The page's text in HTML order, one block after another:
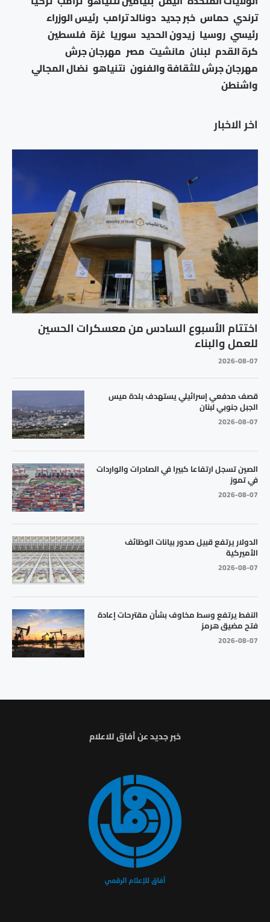
اخر الاخبار
اختتام الأسبوع السادس من معسكرات الحسين
للعمل والبناء
2026-08-07
قصف مدفعي إسرائيلي يستهدف بلدة ميس
الجبل جنوبي لبنان
2026-08-07
الصين تسجل ارتفاعا كبيرا في الصادرات والواردات
في تموز
2026-08-07
الدولار يرتفع قبيل صدور بيانات الوظائف
الأميركية
2026-08-07
النفط يرتفع وسط مخاوف بشأن مقترحات إعادة
فتح مضيق هرمز
2026-08-07
ترندي حماس خبر جديد دونالد ترامب رئيس الوزراء
رئيسي روسيا زيدون الحديد سوريا غزة فلسطين
كرة القدم لبنان مانشيت مصر مهرجان جرش
مهرجان جرش للثقافة والفنون نتنياهو نضال المجالي
واشنطن
خبر جديد عن أفاق للاعلام